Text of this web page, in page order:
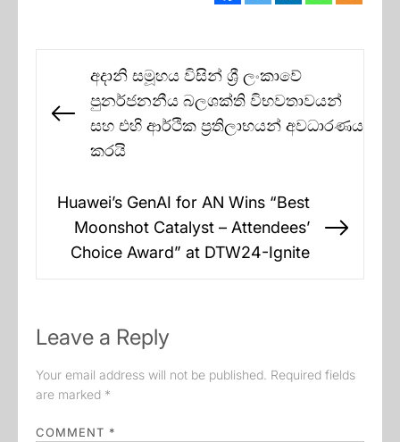
navigation
Previous
අදානි සමූහය විසින් ශ්‍රී ලංකාවේ
පුනර්ජනනීය බලශක්ති විභවතාවයන්
සහ එහි ආර්ථික ප්‍රතිලාභයන් අවධාරණය
කරයි
Huawei’s GenAI for AN Wins “Best
Moonshot Catalyst – Attendees’
Choice Award” at DTW24-Ignite
Leave a Reply
Your email address will not be published. Required fields
are marked *
COMMENT *